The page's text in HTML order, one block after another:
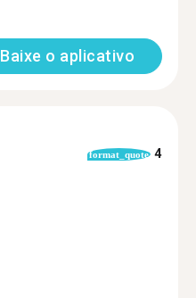
Baixe o aplicativo
format_quote 4